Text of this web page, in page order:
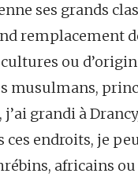
ses grands
remplacement
ou
musulmans,
grandi à
endroits, je
africains